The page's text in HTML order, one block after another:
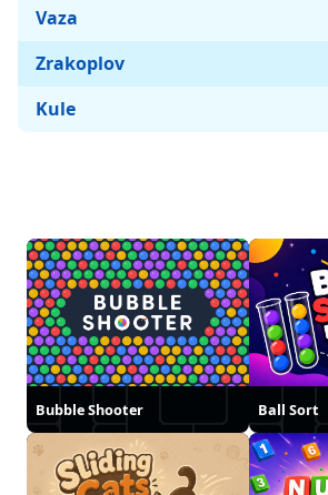
Vaza
Zrakoplov
Kule
Bubble Shooter Ball Sort